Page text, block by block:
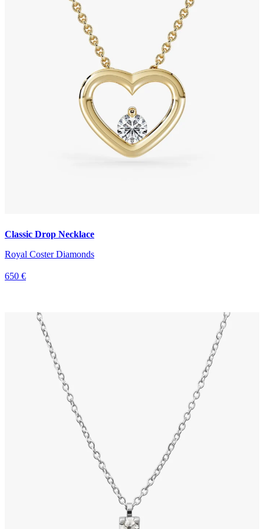
Classic Drop Necklace
Royal Coster Diamonds
650 €